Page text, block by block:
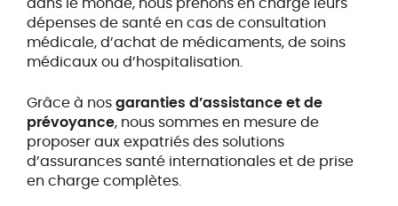
dépenses de santé en cas de consultation
médicale, d’achat de médicaments, de soins
médicaux ou d’hospitalisation.
Grâce à nosgaranties d’assistance et de
prévoyance, nous sommes en mesure de
proposer aux expatriés des solutions
d’assurances santé internationales et de prise
en charge complètes.